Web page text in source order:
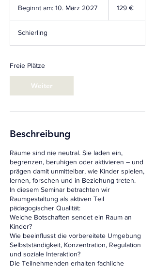
Beginnt am: 10. März 2027
n
z
2
0
2
7
129 €
Schierling
Freie Plätze
Weiter
Beschreibung
Räume sind nie neutral. Sie laden ein,
begrenzen, beruhigen oder aktivieren – und
prägen damit unmittelbar, wie Kinder spielen,
lernen, forschen und in Beziehung treten.
In diesem Seminar betrachten wir
Raumgestaltung als aktiven Teil
pädagogischer Qualität:
Welche Botschaften sendet ein Raum an
Kinder?
Wie beeinflusst die vorbereitete Umgebung
Selbstständigkeit, Konzentration, Regulation
und soziale Interaktion?
Die Teilnehmenden erhalten fachliche